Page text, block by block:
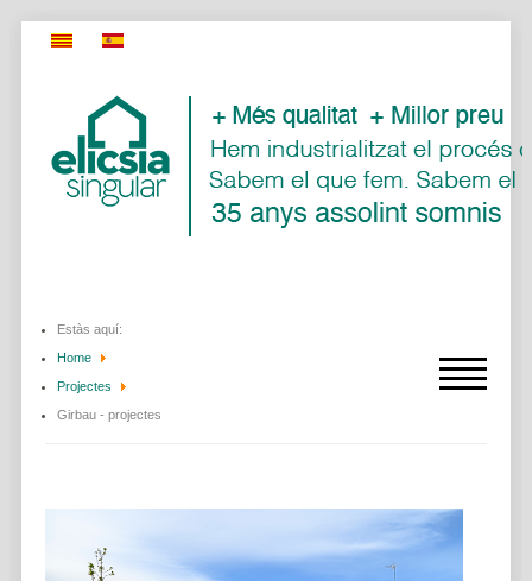
Estàs aquí:
Home
Projectes
Girbau - projectes